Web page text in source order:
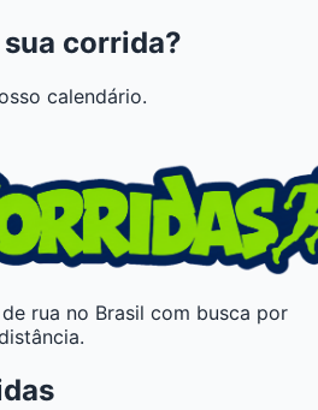
corrida?
calendário.
rua no Brasil com busca por